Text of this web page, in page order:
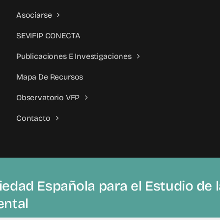
Asociarse
SEVIFIP CONECTA
Publicaciones E Investigaciones
Mapa De Recursos
Observatorio VFP
Contacto
Española para el Estudio de